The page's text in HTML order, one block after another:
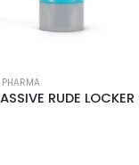
PHARMA